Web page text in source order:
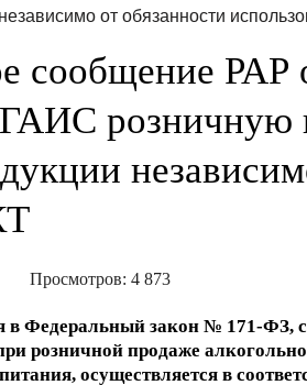
от обязанности
сообщение РАР
розничную
Просмотров: 4 873
в Федеральный закон № 171-ФЗ,
розничной продаже
осуществляется в